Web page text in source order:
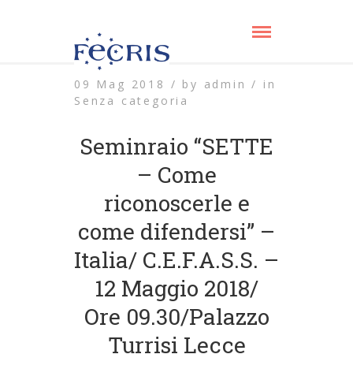
09 Mag 2018 / by admin / in
Senza categoria
Seminraio “SETTE
– Come
riconoscerle e
come difendersi” –
Italia/ C.E.F.A.S.S. –
12 Maggio 2018/
Ore 09.30/Palazzo
Turrisi Lecce